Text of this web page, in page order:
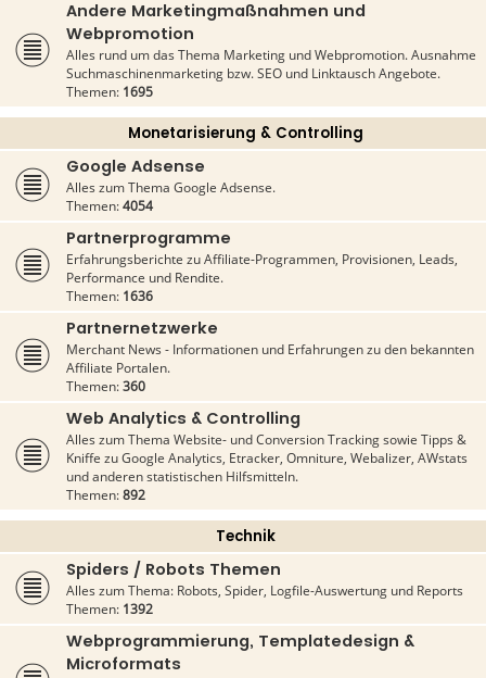
Andere Marketingmaßnahmen und
Webpromotion
Alles rund um das Thema Marketing und Webpromotion. Ausnahme
Suchmaschinenmarketing bzw. SEO und Linktausch Angebote.
Themen: 1695
Monetarisierung & Controlling
Google Adsense
Alles zum Thema Google Adsense.
Themen:4054
Partnerprogramme
Erfahrungsberichte zu Affiliate-Programmen, Provisionen, Leads,
Performance und Rendite.
Themen: 1636
Partnernetzwerke
Merchant News - Informationen und Erfahrungen zu den bekannten
Affiliate Portalen.
Themen:360
Web Analytics & Controlling
Alles zum Thema Website- und Conversion Tracking sowie Tipps &
Kniffe zu Google Analytics, Etracker, Omniture, Webalizer, AWstats
und anderen statistischen Hilfsmitteln.
Themen:892
Technik
Spiders / Robots Themen
Alles zum Thema: Robots, Spider, Logfile-Auswertung und Reports
Themen: 1392
Webprogrammierung, Templatedesign &
Microformats